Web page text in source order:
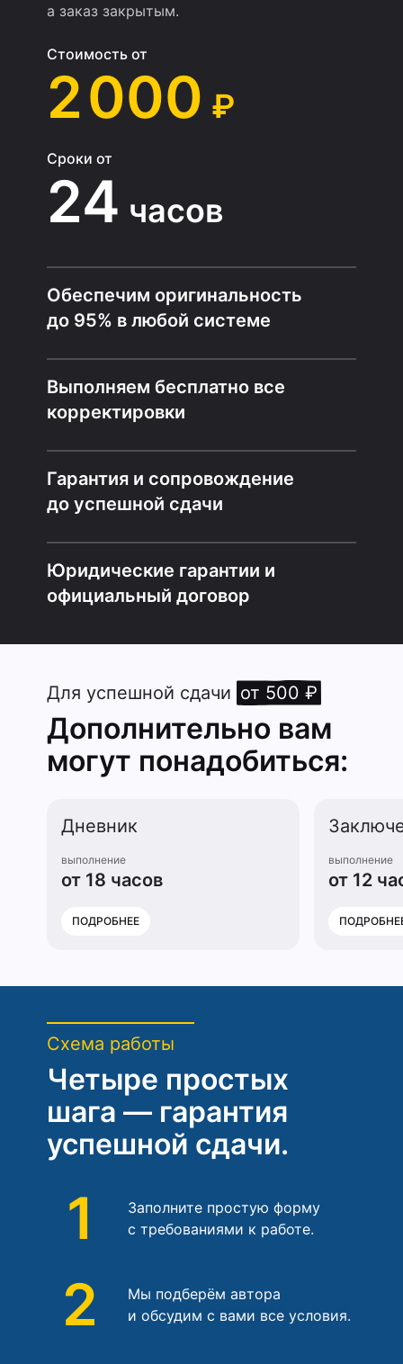
а заказ закрытым.
Стоимость от
2 000 ₽
Сроки от
24 часов
Обеспечим оригинальность
до 95% в любой системе
Выполняем бесплатно все
корректировки
Гарантия и сопровождение
до успешной сдачи
Юридические гарантии и
официальный договор
Для успешной сдачи от 500 ₽
Дополнительно вам
могут понадобиться:
Дневник
выполнение
от 18 часов
ПОДРОБНЕЕ
выполнение
от 12
Схема работы
Четыре простых
шага — гарантия
успешной сдачи.
1
Заполните простую форму
с требованиями к работе.
2
Мы подберём автора
и обсудим с вами все условия.